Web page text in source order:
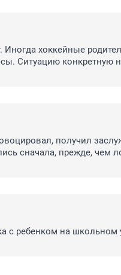
Иногда хоккейные
Ситуацию конкретную
получил
сначала, прежде, чем
с ребенком на школьном